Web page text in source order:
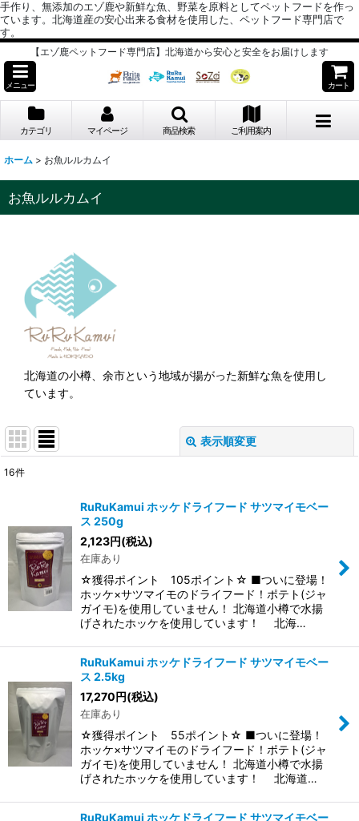
手作り、無添加のエゾ鹿や新鮮な魚、野菜を原料としてペットフードを作っ
ています。北海道産の安心出来る食材を使用した、ペットフード専門店で
す。
【エゾ鹿ペットフード専門店】北海道から安心と安全をお届けします
メニュー カート
カテゴリ マイページ 商品検索 ご利用案内
ホーム > お魚ルルカムイ
お魚ルルカムイ
北海道の小樽、余市という地域が揚がった新鮮な魚を使用し
ています。
表示順変更
表示数:
並び順 :
絞り込む
16件
RuRuKamui ホッケドライフード サツマイモベー
ス 250g
2,123円(税込)
在庫あり
☆獲得ポイント 105ポイント☆ ■ついに登場！
ホッケ×サツマイモのドライフード！ポテト(ジャ
ガイモ)を使用していません！ 北海道小樽で水揚
げされたホッケを使用しています！ 北海…
RuRuKamui ホッケドライフード サツマイモベー
ス 2.5kg
17,270円(税込)
在庫あり
☆獲得ポイント 55ポイント☆ ■ついに登場！
ホッケ×サツマイモのドライフード！ポテト(ジャ
ガイモ)を使用していません！ 北海道小樽で水揚
げされたホッケを使用しています！ 北海道…
RuRuKamui ホッケドライフード サツマイモベー